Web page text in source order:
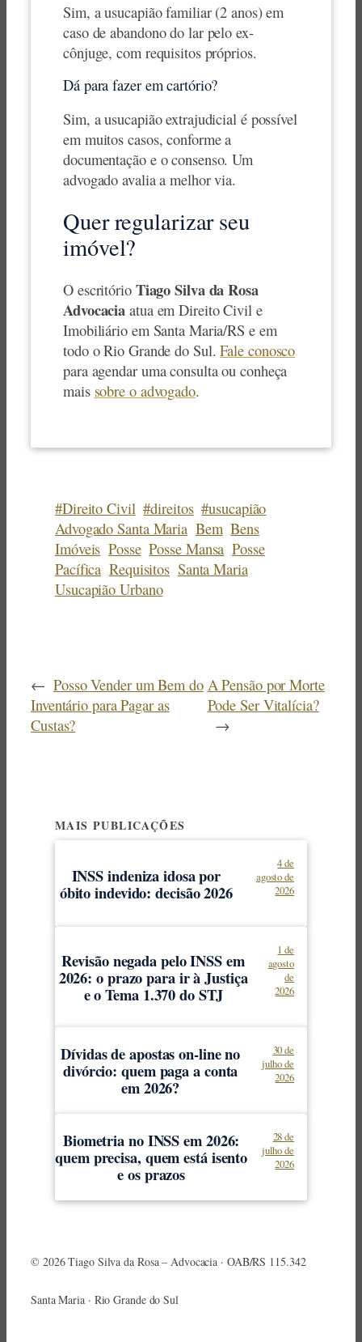
Sim, a usucapião familiar (2 anos) em
caso de abandono do lar pelo ex-
cônjuge, com requisitos próprios.
Dá para fazer em cartório?
Sim, a usucapião extrajudicial é possível
em muitos casos, conforme a
documentação e o consenso. Um
advogado avalia a melhor via.
Quer regularizar seu
imóvel?
O escritório Tiago Silva da Rosa
Advocacia atua em Direito Civil e
Imobiliário em Santa Maria/RS e em
todo o Rio Grande do Sul.Fale conosco
para agendar uma consulta ou conheça
mais sobre o advogado.
#Direito Civil #direitos #usucapião
Advogado Santa Maria Bem Bens
Imóveis Posse Posse Mansa Posse
Pacífica Requisitos Santa Maria
Usucapião Urbano
← Posso Vender um Bem do
Inventário para Pagar as
Custas?
A Pensão por Morte
Pode Ser Vitalícia?
→
MAIS PUBLICAÇÕES
INSS indeniza idosa por
óbito indevido: decisão 2026
4 de
agosto de
2026
Revisão negada pelo INSS em
2026: o prazo para ir à Justiça
e o Tema 1.370 do STJ
1 de
agosto
de
2026
Dívidas de apostas on-line no
divórcio: quem paga a conta
em 2026?
30 de
julho de
2026
Biometria no INSS em 2026:
quem precisa, quem está isento
e os prazos
28 de
julho de
2026
© 2026 Tiago Silva da Rosa – Advocacia · OAB/RS 115.342
Santa Maria · Rio Grande do Sul